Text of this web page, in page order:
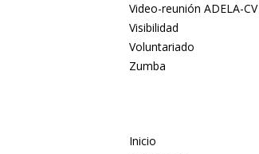
Video-reunión ADELA-CV
Visibilidad
Voluntariado
Zumba
Inicio